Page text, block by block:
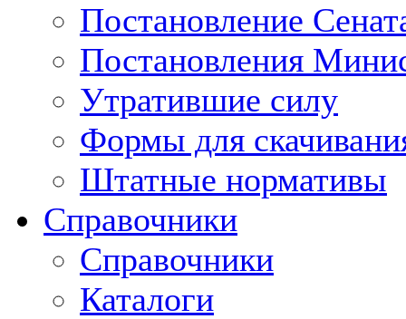
Постановление
Постановления
Утратившие силу
Формы для
Штатные нормативы
Справочники
Справочники
Каталоги